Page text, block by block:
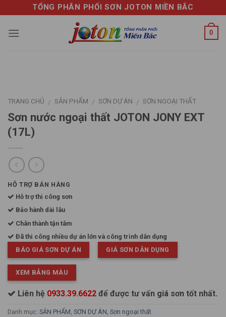
content
TỔNG PHÂN PHỐI SƠN JOTON MIỀN BẮC
0
TRANG CHỦ / SẢN PHẨM / SƠN DỰ ÁN / SƠN NGOẠI THẤT
Sơn nước ngoại thất JOTON JONY EXT
(17L)
HỖ TRỢ BÁN HÀNG
Hỗ trợ thi công sơn
Bảo hành dài lâu
Chân thành tận tâm
Đã thi công nhiều dự án lớn và công trình dân dụng
BÁO GIÁ SƠN DỰ ÁN
GIÁ SƠN DÂN DỤNG
XEM BẢNG MÀU
Liên hệ 0933.39.6622 để được tư vấn giá sơn tốt nhất.
Danh mục: SẢN PHẨM SƠN DỰ ÁN Sơn ngoại thất